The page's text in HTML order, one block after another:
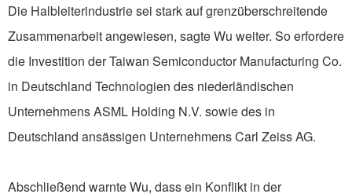
Die Halbleiterindustrie sei stark auf grenzüberschreitende
Zusammenarbeit angewiesen, sagte Wu weiter. So erfordere
die Investition der Taiwan Semiconductor Manufacturing Co.
in Deutschland Technologien des niederländischen
Unternehmens ASML Holding N.V. sowie des in
Deutschland ansässigen Unternehmens Carl Zeiss AG.
Abschließend warnte Wu, dass ein Konflikt in der